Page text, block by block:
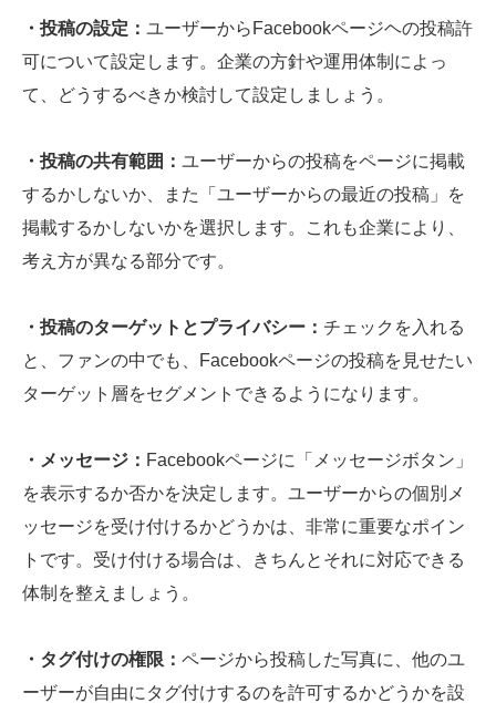
・投稿の設定： ユーザーからFacebookページヘの投稿許
可について設定します。企業の方針や運用体制によっ
て、どうするべきか検討して設定しましょう。
・投稿の共有範囲： ユーザーからの投稿をページに掲載
するかしないか、また「ユーザーからの最近の投稿」を
掲載するかしないかを選択します。これも企業により、
考え方が異なる部分です。
・投稿のターゲットとプライバシー： チェックを入れる
と、ファンの中でも、Facebookページの投稿を見せたい
ターゲット層をセグメントできるようになります。
・メッセージ： Facebookページに「メッセージボタン」
を表示するか否かを決定します。ユーザーからの個別メ
ッセージを受け付けるかどうかは、非常に重要なポイン
トです。受け付ける場合は、きちんとそれに対応できる
体制を整えましょう。
・タグ付けの権限： ページから投稿した写真に、他のユ
ーザーが自由にタグ付けするのを許可するかどうかを設